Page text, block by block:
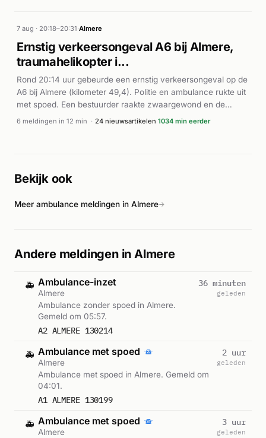
betrokkenen. De hulpdiensten waren intensief met de
hulpverlening bezig. Parallel daaraan werd rond 13:42 uur
nog een ander verkeersongeval met letsel op de Spoordreef
in Almere gemeld.
7 aug · 20:18–20:31·Almere
Ernstig verkeersongeval A6 bij Almere,
traumahelikopter i...
Rond 20:14 uur gebeurde een ernstig verkeersongeval op de
A6 bij Almere (kilometer 49,4). Politie en ambulance rukte uit
met spoed. Een bestuurder raakte zwaargewond en de
traumahelikopter werd gealarmeerd, volgens de Stentor. Het
botsing met een stadsbus, wat een gelijktijdig
6 meldingen in 12 min · 24 nieuwsartikelen 1034 min eerder
Bekijk ook
Meer ambulance meldingen in Almere→
Andere meldingen in Almere
🚑 Ambulance-inzet
Almere
Ambulance zonder spoed in Almere.
Gemeld om 05:57.
A2 ALMERE 130214
36 minuten
geleden
🚑 Ambulance met spoed
Almere
Ambulance met spoed in Almere. Gemeld om
04:01.
A1 ALMERE 130199
2 uur
geleden
🚑 Ambulance met spoed
Almere
3 uur
geleden